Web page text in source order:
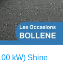
kW) Shine